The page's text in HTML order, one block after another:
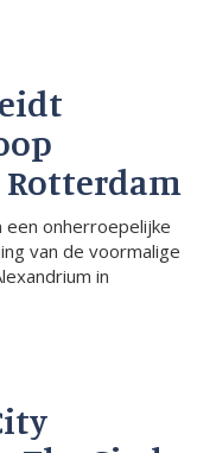
een onherroepelijke
van de voormalige
in